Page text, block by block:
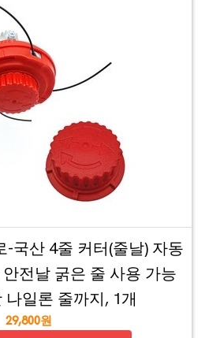
-국산 4줄 커터(줄날) 자동
전날 굵은 줄 사용 가능
나일론 줄까지, 1개
29,800원